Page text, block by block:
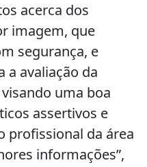
acerca dos
imagem, que
segurança, e
a avaliação da
uma boa
assertivos e
profissional da área
informações”,